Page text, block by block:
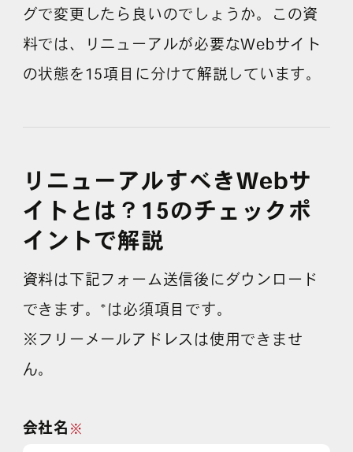
よくある質問
グで変更したら良いのでしょうか。この資
料では、リニューアルが必要なWebサイト
の状態を15項目に分けて解説しています。
リニューアルすべきWebサ
イトとは？15のチェックポ
イントで解説
資料は下記フォーム送信後にダウンロード
できます。*は必須項目です。
※フリーメールアドレスは使用できませ
ん。
※
会社名